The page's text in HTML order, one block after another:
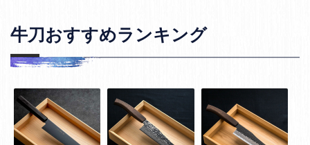
牛刀おすすめランキング